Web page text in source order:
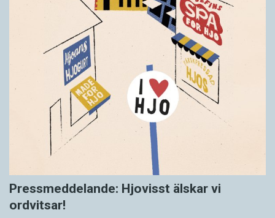
Pressmeddelande: Hjovisst älskar vi
ordvitsar!